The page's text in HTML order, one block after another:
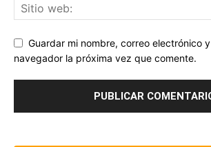
Guardar mi nombre, correo electrónico
navegador la próxima vez que comente.